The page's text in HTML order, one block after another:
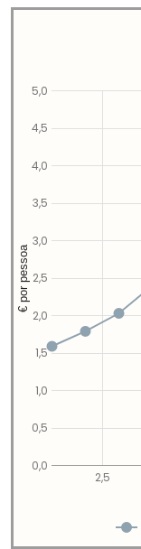
2,5
0,0
0,5
1,0
1,5
2,0
2,5
3,0
3,5
4,0
4,5
5,0
€ por pessoa